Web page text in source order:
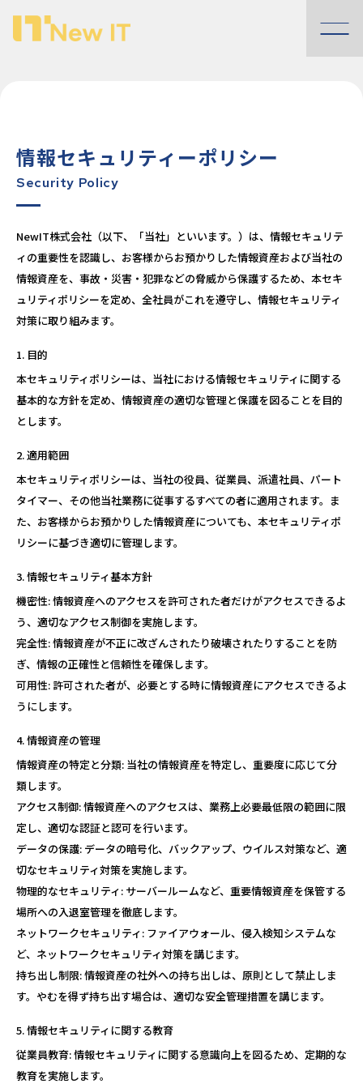
NewIT
会
社
情報セキュリティーポリシー
Security Policy
NewIT株式会社（以下、「当社」といいます。）は、情報セキュリテ
ィの重要性を認識し、お客様からお預かりした情報資産および当社の
情報資産を、事故・災害・犯罪などの脅威から保護するため、本セキ
ュリティポリシーを定め、全社員がこれを遵守し、情報セキュリティ
対策に取り組みます。
目的
本セキュリティポリシーは、当社における情報セキュリティに関する
基本的な方針を定め、情報資産の適切な管理と保護を図ることを目的
とします。
適用範囲
本セキュリティポリシーは、当社の役員、従業員、派遣社員、パート
タイマー、その他当社業務に従事するすべての者に適用されます。ま
た、お客様からお預かりした情報資産についても、本セキュリティポ
リシーに基づき適切に管理します。
情報セキュリティ基本方針
機密性: 情報資産へのアクセスを許可された者だけがアクセスできるよ
う、適切なアクセス制御を実施します。
完全性: 情報資産が不正に改ざんされたり破壊されたりすることを防
ぎ、情報の正確性と信頼性を確保します。
可用性: 許可された者が、必要とする時に情報資産にアクセスできるよ
うにします。
情報資産の管理
情報資産の特定と分類: 当社の情報資産を特定し、重要度に応じて分
類します。
アクセス制御: 情報資産へのアクセスは、業務上必要最低限の範囲に限
定し、適切な認証と認可を行います。
データの保護: データの暗号化、バックアップ、ウイルス対策など、適
切なセキュリティ対策を実施します。
物理的なセキュリティ: サーバールームなど、重要情報資産を保管する
場所への入退室管理を徹底します。
ネットワークセキュリティ: ファイアウォール、侵入検知システムな
ど、ネットワークセキュリティ対策を講じます。
持ち出し制限: 情報資産の社外への持ち出しは、原則として禁止しま
す。やむを得ず持ち出す場合は、適切な安全管理措置を講じます。
情報セキュリティに関する教育
従業員教育: 情報セキュリティに関する意識向上を図るため、定期的な
教育を実施します。